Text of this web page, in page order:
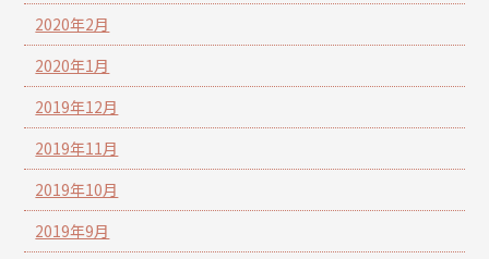
2020年2月
2020年1月
2019年12月
2019年11月
2019年10月
2019年9月